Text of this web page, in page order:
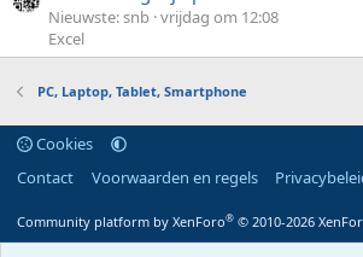
Nieuwste: snb vrijdag om 12:08
Excel
PC, Laptop, Tablet, Smartphone
Cookies
Contact
Voorwaarden en regels
Community platform by XenForo® © 2010-2026